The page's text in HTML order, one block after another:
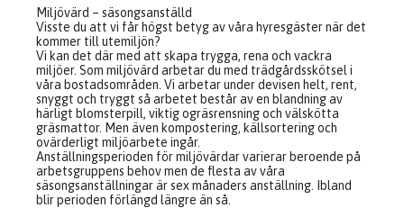
Miljövärd – säsongsanställd
Visste du att vi får högst betyg av våra hyresgäster när det
kommer till utemiljön?
Vi kan det där med att skapa trygga, rena och vackra
miljöer. Som miljövärd arbetar du med trädgårdsskötsel i
våra bostadsområden. Vi arbetar under devisen helt, rent,
snyggt och tryggt så arbetet består av en blandning av
härligt blomsterpill, viktig ogräsrensning och välskötta
gräsmattor. Men även kompostering, källsortering och
ovärderligt miljöarbete ingår.
Anställningsperioden för miljövärdar varierar beroende på
arbetsgruppens behov men de flesta av våra
säsongsanställningar är sex månaders anställning. Ibland
blir perioden förlängd längre än så.